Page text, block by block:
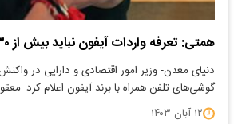
همتی: تعرفه واردات آیفون نباید بیش از ۳۰ درصد باشد
گوشی‌های تلفن همراه با برند آیفون اعلام کرد:
۱۲ آبان ۱۴۰۳